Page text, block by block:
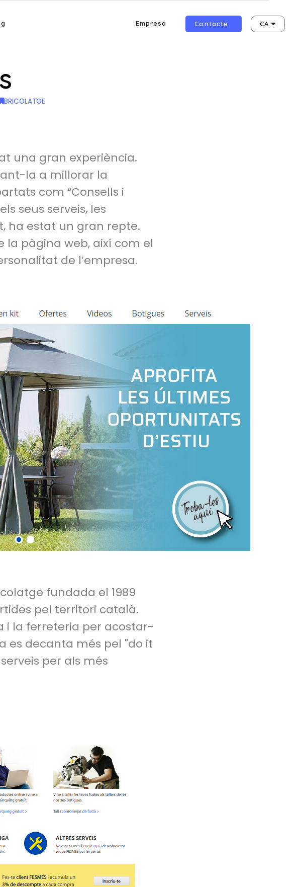
CA
Contacte
Empresa
BRICOLATGE
una gran experiència.
la a millorar la
com “Consells i
seus serveis, les
ha estat un gran repte.
la pàgina web, així com el
de l’empresa.
fundada el 1989
pel territori català.
i la ferreteria per acostar-
es decanta més pel "do it
per als més